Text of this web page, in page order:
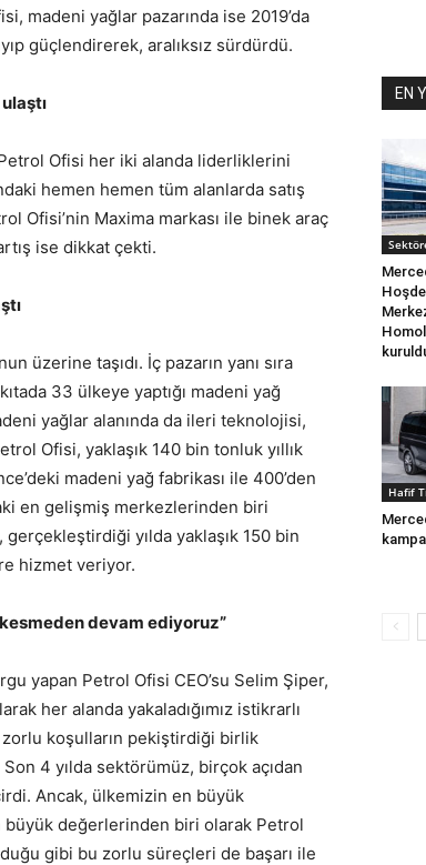
madeni yağlar pazarında ise 2019’da
güçlendirerek, aralıksız sürdürdü.
Ofisi her iki alanda liderliklerini
hemen hemen tüm alanlarda satış
Ofisi’nin Maxima markası ile binek araç
ise dikkat çekti.
üzerine taşıdı. İç pazarın yanı sıra
33 ülkeye yaptığı madeni yağ
yağlar alanında da ileri teknolojisi,
Ofisi, yaklaşık 140 bin tonluk yıllık
madeni yağ fabrikası ile 400’den
en gelişmiş merkezlerinden biri
yılda yaklaşık 150 bin
hizmet veriyor.
kesmeden devam ediyoruz”
yapan Petrol Ofisi CEO’su Selim Şiper,
her alanda yakaladığımız istikrarlı
zorlu koşulların pekiştirdiği birlik
4 yılda sektörümüz, birçok açıdan
Ancak, ülkemizin en büyük
değerlerinden biri olarak Petrol
gibi bu zorlu süreçleri de başarı ile
EN
Hafif